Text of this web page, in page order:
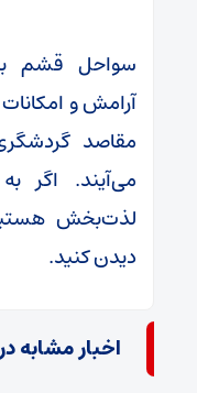
سواحل قشم
آرامش و
مقاصد
می‌آیند. اگر
لذت‌بخش
دیدن کنید.
اخبار مشابه